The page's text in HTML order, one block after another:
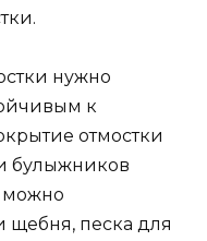
нужно
к
отмостки
булыжников
можно
щебня, песка для